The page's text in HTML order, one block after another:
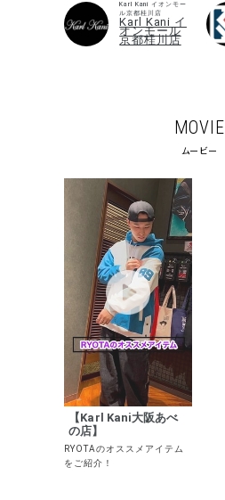
キーワードから探す
価格から探す
円 ～
並び順
カテゴリ
Karl Kani イオンモー
ル京都桂川店
Karl Kani イ
オンモール
京都桂川店
MOVIE
ムービー
【Karl Kani大阪あべ
の店】
RYOTAのオススメアイテム
をご紹介！